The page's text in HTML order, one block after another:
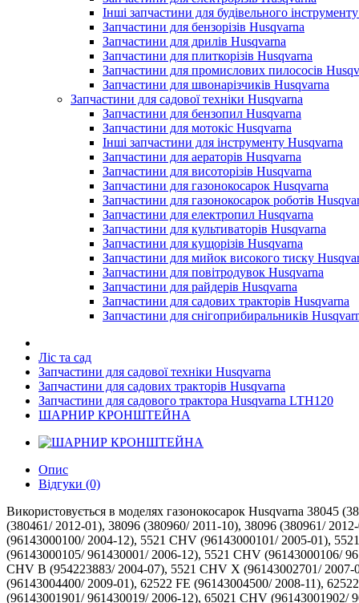
Інші запчастини для будівельного
Запчастини для бензорізів Husqvarna
Запчастини для дрилів Husqvarna
Запчастини для плиткорізів Husqvarna
Запчастини для промислових пилососів
Запчастини для швонарізчиків Husqvarna
Запчастини для садової техніки Husqvarna
Запчастини для бензопил Husqvarna
Запчастини для мотокіс Husqvarna
Інші запчастини для інструменту Husqvarna
Запчастини для аераторів Husqvarna
Запчастини для висоторізів Husqvarna
Запчастини для газонокосарок Husqvarna
Запчастини для газонокосарок роботів
Запчастини для електропил Husqvarna
Запчастини для культиваторів Husqvarna
Запчастини для кущорізів Husqvarna
Запчастини для мийок високого тиску
Запчастини для повітродувок Husqvarna
Запчастини для райдерів Husqvarna
Запчастини для садових тракторів Husqvarna
Запчастини для снігоприбиральників
Ліс та сад
Запчастини для садової техніки Husqvarna
Запчастини для садових тракторів Husqvarna
Запчастини для садового трактора Husqvarna LTH120
ШАРНИР КРОНШТЕЙНА
Опис
Відгуки (0)
Використовується в моделях газонокосарок Husqvarna 38045 (380450/ 2011-10), 38045 (380451/ 2012-01), 38045 (380452/ 2012-04), 38045 (380453/ 2012-12), 38046 (380460/ 2011-10), 38046 (380461/ 2012-01), 38096 (380960/ 2011-10), 38096 (380961/ 2012-03), 38097 (380970/ 2011-12), 38459 (917, 5521 CH A (954223234/ 2003-06), 5521 CH B (954223234/ 2003-06), 5521 CHV (96143000100/ 2004-12), 5521 CHV (96143000101/ 2005-01), 5521 CHV (96143000102/ 2005-04), 5521 CHV (96143000103/ 2005-11), 5521 CHV (96143000104/ 961430001/ 2006-08), 5521 CHV (96143000105/ 961430001/ 2006-12), 5521 CHV (96143000106/ 961430001/ 2006-12), 5521 CHV (96143000107/ 2007-09), 5521 CHV (96143000108/ 2008-01), 5521 CHV A (954223883/ 2004-07), 5521 CHV B (954223883/ 2004-07), 5521 CHV X (96143002701/ 2007-03), 62522 FE (96142006700/ 2009-01), 62522 FE (96142006701/ 2009-03), 62522 FE (96142006800/ 2009-01), 62522 FE (96143004400/ 2009-01), 62522 FE (96143004500/ 2008-11), 62522 SH (96143000905/ 2007-03), 62522 SH (96143000906/ 2007-05), 65021 CHV (96143001900/ 961430019/ 2006-12), 65021 CHV (96143001901/ 961430019/ 2006-12), 65021 CHV (96143001902/ 961430019/ 2007-07), 65021 CHV (96143001903/ 2007-05), 65021 CHV (96143001904/ 2008-01), 65021 ES (96143002000/ 961430020/ 2006-12), 65021 ES (96143002002/ 2007-05), 65021 ES (96143002003/ 2008-05), 65022 ES (96143002300/ 2007-02), 65022 ES (96143002302/ 2008-01), 6522 SH (96143000900/ 2005-01), 6522 SH (96143000901/ 2005-02), 6522 SH (96143000902/ 2005-11), 6522 SH (96143000903/ 2006-01), 6522 SH (96143000904/ 961430009/ 2006-08), 6522 SH (96143000905/ 961430009/ 2007-03), 6522 SH (96143000906/ 961430009/ 2007-05), 6522 SL (96143000800/ 2005-09), 6522 SL (96143000801/ 2005-09), 6522 SL (96143000801/ 961430008/ 2005-09), 6522 SL (96143000802/ 2005-11), 6522 SL (96143000803/ 2006-01), 6522 SL (96143000803/ 961430008/ 2006-01), 67521 ES (96143003100/ 2008-01), 67522 ES (96143001200/ 2005-11), 67522 ES (96143001200/ 961430012/ 2006-03), 7021 (374081/ 2010-01), 7021 (374082/ 2010-01), 7021 (376822/ 2010-02), 7021 (376823/ 2010-02), 7021 CH1 (96143000600/ 2004-10), 7021 CH1 (96143000601/ 2005-01), 7021 CH1 A (954224095/ 2004-06), 7021 F (96143004200/ 2009-01), 7021 F (96143004201/ 2009-12), 7021 F (96143004202/ 2010-01), 7021 F (96143004203/ 2011-01), 7021 F (96143004204/ 2011-10), 7021 F (96143004205/ 2012-01), 7021 F (96143004206/ 2013-08), 7021 F (96143004207/ 2013-04), 7021 KF (96143009100/ 2011-12), 7021 KF (96143009101/ 2012-02), 7021 KF (96143009102/ 2012-04), 7021KF (96143010000/ 2013-01), 7022 RLS (96143006400/ 2010-02), 7022F (96143010500/ 2014-03), 7022F (96143010501/ 2014-04), 7022KF (96143011100/ 2013-12), 7022KR (96143011200/ 2013-12), 7022R (96143010600/ 2013-12), 7022R (96143010601/ 2014-04), 8522 RLS (96143006500/ 2010-01), 917, 944, 961430054 (96143005400/ 2009-07), HU550F (96143009500/ 2013-02), HU550F (96143009501/ 2013-11), HU550F (96143009502/ 2014-02), HU550FH (96143009600/ 2012-11), HU550FH (96143009601/ 2013-11), HU550FH (96143009602/ 2014-03), HU550FH (96143009603/ 2014-09), HU550FH (96143009604/ 2015-01), HU550FH (96143009605/ 2015-09), HU550FH (96143009606/ 2016-08), HU550FH (96143012500/ 2016-11), HU600F (376970/ 2010-12), HU600F (376971/ 2011-01), HU600F (376972/ 2011-03), HU600F (376980/ 2010-12), HU675F (96143009200/ 2011-12), HU675FE (96143009300/ 2013-02), HU675FE (96143009301/ 2014-01), HU675FE (96143009302/ 2014-01), HU700AWD (96145002000/2014-11),